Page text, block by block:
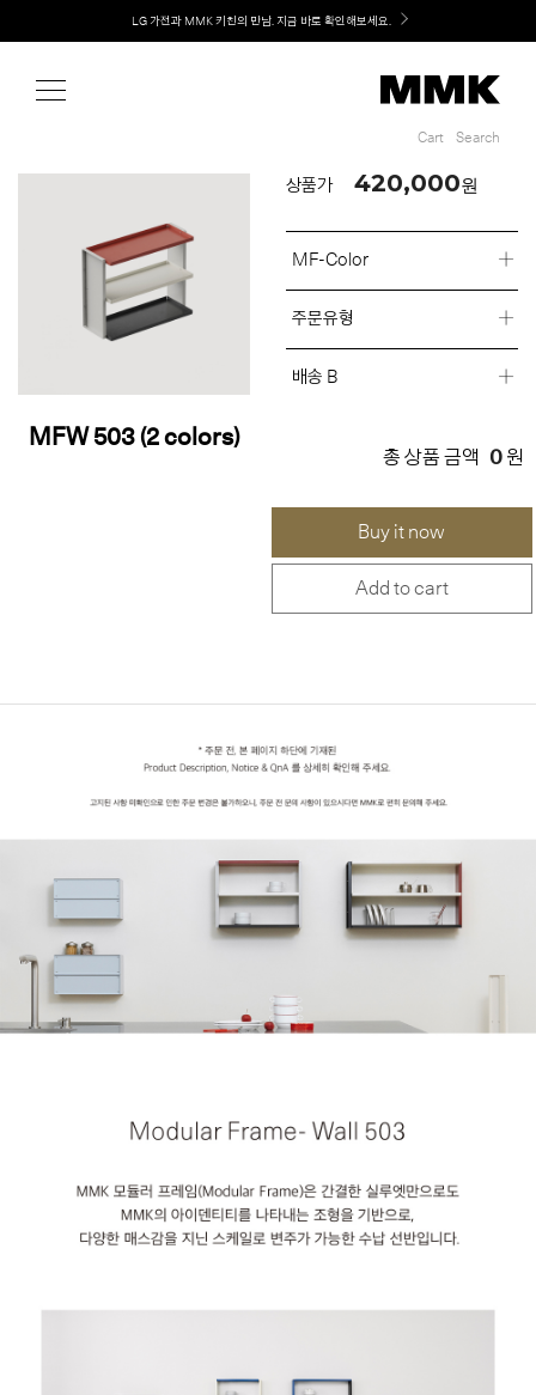
Welcome! 신규 회원가입 시 MMK Shop Coupon (총 60만원) 지급
LG 가전과 MMK 키친의 만남. 지금 바로 확인해보세요.
Cart Search
MFW 503 (2 colors)
상품가 420,000원
MF-Color
주문유형
배송 B
총 상품 금액 0 원
Buy it now
Add to cart